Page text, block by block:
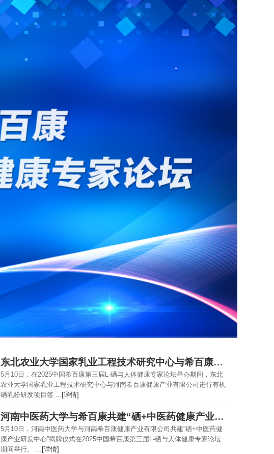
东北农业大学国家乳业工程技术研究中心与希百康进行项目签约
5月10日，在2025中国希百康第三届L-硒与人体健康专家论坛举办期间，东北
农业大学国家乳业工程技术研究中心与河南希百康健康产业有限公司进行有机
硒乳粉研发项目签 ... [详情]
河南中医药大学与希百康共建“硒+中医药健康产业研发中心”
5月10日，河南中医药大学与河南希百康健康产业有限公司共建“硒+中医药健
康产业研发中心”揭牌仪式在2025中国希百康第三届L-硒与人体健康专家论坛
期间举行。 ... [详情]